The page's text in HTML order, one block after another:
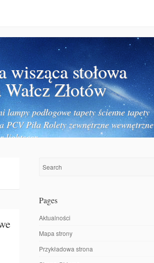
stołowa
Złotów
lampy podłogowe tapety ścienne tapety
Piła Rolety zewnętrzne wewnętrzne
lightseer
Pages
Aktualności
Mapa strony
Przykładowa strona